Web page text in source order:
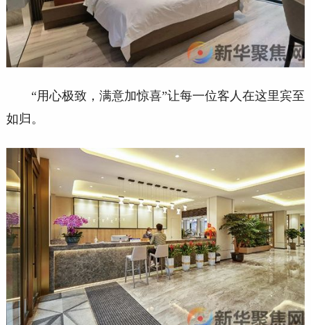
“用心极致，满意加惊喜”让每一位客人在这里宾至
如归。